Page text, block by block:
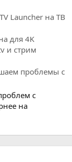
Launcher на ТВ
для 4K
и стрим
проблемы с
с
на